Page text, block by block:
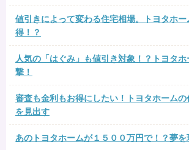
値引きによって変わる住宅相場。トヨタホ
得！？
人気の「はぐみ」も値引き対象！？トヨタホ
撃！
審査も金利もお得にしたい！トヨタホーム
を見出す
あのトヨタホームが１５００万円で！？夢